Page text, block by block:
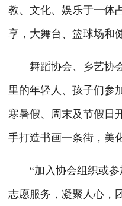
教、文化、娱乐于一体
享，大舞台、篮球场和
舞蹈协会、乡艺协会
里的年轻人、孩子们参
寒暑假、周末及节假日
手打造书画一条街，
“加入协会组织或参
志愿服务，凝聚人心，